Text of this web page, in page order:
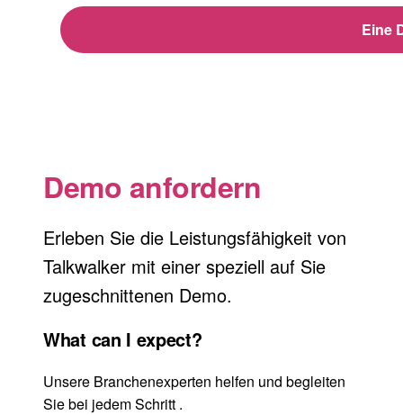
Eine
Demo anfordern
Erleben Sie die Leistungsfähigkeit von
Talkwalker mit einer speziell auf Sie
zugeschnittenen Demo.
What can I expect?
Unsere Branchenexperten helfen und begleiten
Sie bei jedem Schritt .